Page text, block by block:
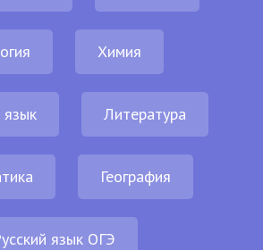
Химия
язык Литература
География
язык ОГЭ